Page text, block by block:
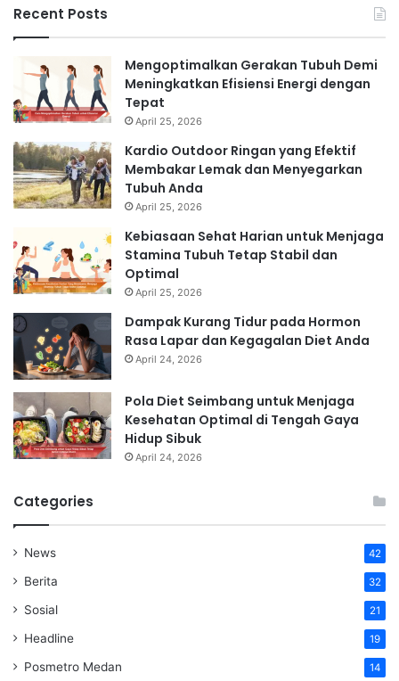
Recent Posts
Mengoptimalkan Gerakan Tubuh Demi
Meningkatkan Efisiensi Energi dengan
Tepat
April 25, 2026
Kardio Outdoor Ringan yang Efektif
Membakar Lemak dan Menyegarkan
Tubuh Anda
April 25, 2026
Kebiasaan Sehat Harian untuk Menjaga
Stamina Tubuh Tetap Stabil dan
Optimal
April 25, 2026
Dampak Kurang Tidur pada Hormon
Rasa Lapar dan Kegagalan Diet Anda
April 24, 2026
Pola Diet Seimbang untuk Menjaga
Kesehatan Optimal di Tengah Gaya
Hidup Sibuk
April 24, 2026
Categories
News 42
Berita 32
Sosial 21
Headline 19
Posmetro Medan 14